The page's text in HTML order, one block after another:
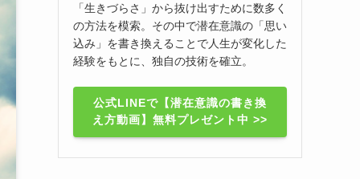
「生きづらさ」から抜け出すために数多く
の方法を模索。その中で潜在意識の「思い
込み」を書き換えることで人生が変化した
経験をもとに、独自の技術を確立。
公式LINEで【潜在意識の書き換
え方動画】無料プレゼント中 >>